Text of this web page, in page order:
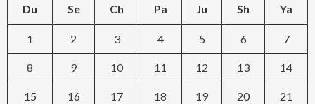
Du Se Ch Pa Ju Sh Ya
1 2 3 4 5 6 7
8 9 10 11 12 13 14
15 16 17 18 19 20 21